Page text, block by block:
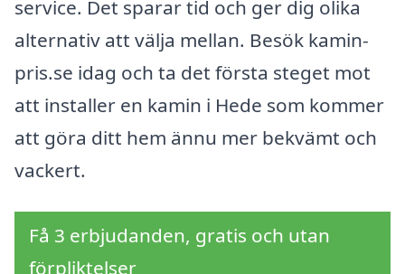
service. Det sparar tid och ger dig olika
alternativ att välja mellan. Besök kamin-
pris.se idag och ta det första steget mot
att installer en kamin i Hede som kommer
att göra ditt hem ännu mer bekvämt och
vackert.
Få 3 erbjudanden, gratis och utan
förpliktelser